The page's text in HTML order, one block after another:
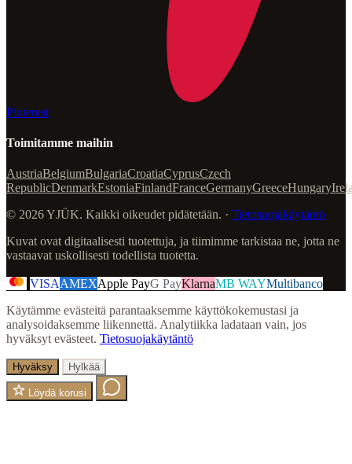
Pinterest
Toimitamme maihin
AustriaBelgiumBulgariaCroatiaCyprusCzech
RepublicDenmarkEstoniaFinlandFranceGermanyGreeceHungary
© 2026 YJÜK. Kaikki oikeudet pidätetään. · Tietosuojakäytäntö
Kuvat ovat digitaalisesti tuotettuja, ja tiimimme tarkistaa ne, jotta ne
vastaavat uskollisesti todellista tuotetta.
VISAAMEXApple PayG PayKlarnaMB WAYMultibanco
Käytämme evästeitä parantaaksemme käyttökokemustasi ja
analysoidaksemme liikennettä. Analytiikka ladataan vain, jos
hyväksyt evästeet. Tietosuojakäytäntö
Hyväksy Hylkää
Löydä korusi